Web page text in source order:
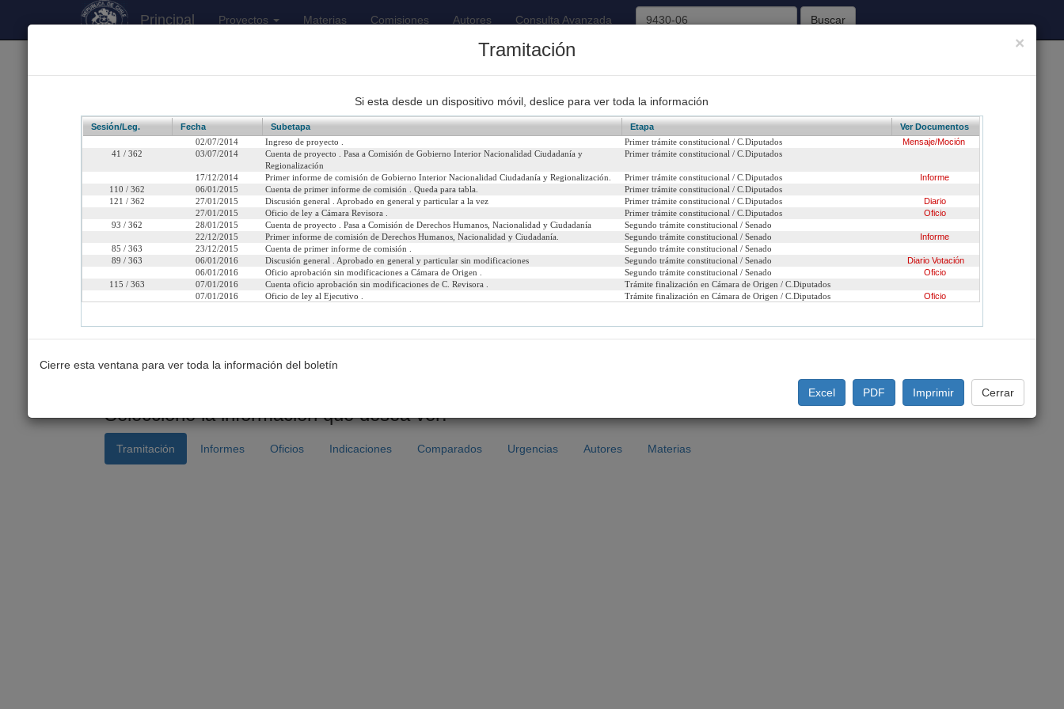
Principal Proyectos Materias Comisiones Autores Consulta Avanzada Buscar
Proyectos Iniciados 2026 170 Proyectos de Ley Despachados 93 Sesiones Celebradas 62
Boletín 9430-06
Título: Concede nacionalidad por gracia al rabino Eduardo Waingortin
Fecha de Ingreso: Miércoles 2 de Julio, 2014 Urgencia Actual: Sin urgencia
Cámara de Origen: C.Diputados Iniciativa: Moción
Tipo de Proyecto: Proyecto de ley Refundido:
Etapa: Tramitación terminada
Seleccione la información que desea ver:
Tramitación Informes Oficios Indicaciones Comparados Urgencias Autores Materias
×
Tramitación
Si esta desde un dispositivo móvil, deslice para ver toda la información
Sesión/Leg. Fecha Subetapa Etapa
Ver Documentos
02/07/2014
Ingreso de proyecto . Primer trámite constitucional / C.Diputados
Mensaje/Moción
41 / 362
03/07/2014
Cuenta de proyecto . Pasa a Comisión de Gobierno Interior Nacionalidad Ciudadanía y
Regionalización
Primer trámite constitucional / C.Diputados
17/12/2014 Primer informe de comisión de Gobierno Interior Nacionalidad Ciudadanía y Regionalización. Primer trámite constitucional / C.Diputados
Informe
110 / 362
06/01/2015 Cuenta de primer informe de comisión . Queda para tabla.
Primer trámite constitucional / C.Diputados
121 / 362
27/01/2015 Discusión general . Aprobado en general y particular a la vez Primer trámite constitucional / C.Diputados
Diario
27/01/2015
Oficio de ley a Cámara Revisora . Primer trámite constitucional / C.Diputados
Oficio
93 / 362
28/01/2015 Cuenta de proyecto . Pasa a Comisión de Derechos Humanos, Nacionalidad y Ciudadanía
Segundo trámite constitucional / Senado
22/12/2015
Primer informe de comisión de Derechos Humanos, Nacionalidad y Ciudadanía. Segundo trámite constitucional / Senado
Informe
85 / 363
23/12/2015 Cuenta de primer informe de comisión .
Segundo trámite constitucional / Senado
89 / 363
06/01/2016 Discusión general . Aprobado en general y particular sin modificaciones Segundo trámite constitucional / Senado Diario Votación
06/01/2016
Oficio aprobación sin modificaciones a Cámara de Origen . Segundo trámite constitucional / Senado
Oficio
115 / 363
07/01/2016 Cuenta oficio aprobación sin modificaciones de C. Revisora .
Trámite finalización en Cámara de Origen / C.Diputados
07/01/2016
Oficio de ley al Ejecutivo . Trámite finalización en Cámara de Origen / C.Diputados Oficio
Cierre esta ventana para ver toda la información del boletín
Excel PDF Imprimir Cerrar